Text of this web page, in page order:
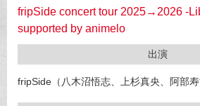
fripSide concert tour 2025→2026 -
supported by animelo
出演
fripSide（八木沼悟志、上杉真央、阿部寿